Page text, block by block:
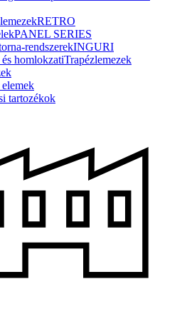
RETRO
PANEL SERIES
rendszerekINGURI
homlokzatiTrapézlemezek
tartozékok